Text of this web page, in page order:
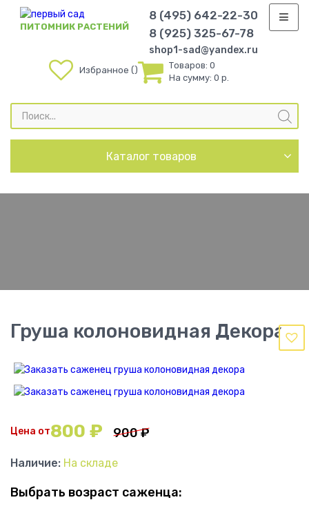
ПИТОМНИК РАСТЕНИЙ
8 (495) 642-22-30
8 (925) 325-67-78
shop1-sad@yandex.ru
Избранное Товаров: 0
На сумму: 0 р.
Поиск
товаров
Каталог товаров
Груша колоновидная Декора
Цена от 900₽
800 ₽
Наличие: На складе
Выбрать возраст саженца: